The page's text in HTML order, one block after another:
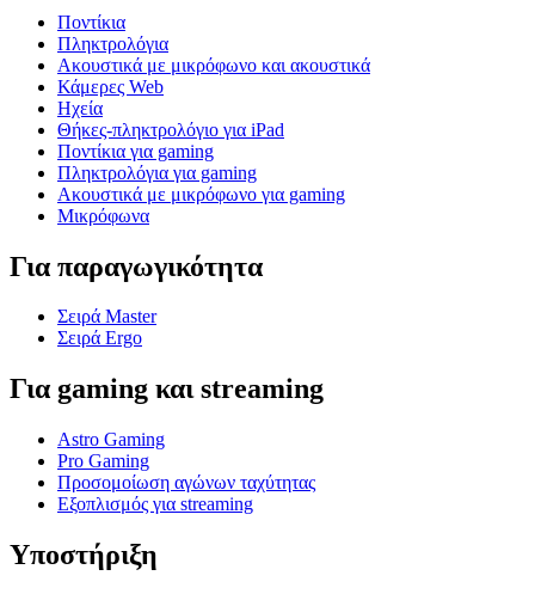
Ποντίκια
Πληκτρολόγια
Ακουστικά με μικρόφωνο και ακουστικά
Κάμερες Web
Ηχεία
Θήκες-πληκτρολόγιο για iPad
Ποντίκια για gaming
Πληκτρολόγια για gaming
Ακουστικά με μικρόφωνο για gaming
Μικρόφωνα
Για παραγωγικότητα
Σειρά Master
Σειρά Ergo
Για gaming και streaming
Astro Gaming
Pro Gaming
Προσομοίωση αγώνων ταχύτητας
Εξοπλισμός για streaming
Υποστήριξη